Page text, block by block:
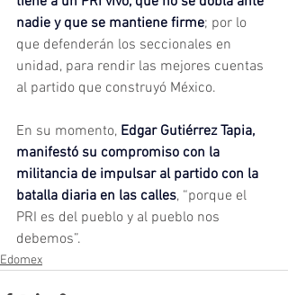
nadie y que se mantiene firme; por lo
que defenderán los seccionales en
unidad, para rendir las mejores cuentas
al partido que construyó México.
En su momento, Edgar Gutiérrez Tapia,
manifestó su compromiso con la
militancia de impulsar al partido con la
batalla diaria en las calles, “porque el
PRI es del pueblo y al pueblo nos
debemos”.
Edomex